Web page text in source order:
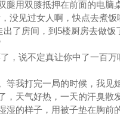
用双膝抵押在前面的电脑
没见过女人啊，快点去煮饭
了房间，到5楼厨房去做饭
说不定真让你中了一百
我打完一局的时候，我见
天气好热，一天的汗臭散
湿的样子，用被子垫在胸前